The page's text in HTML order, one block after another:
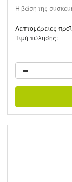
Η βάση της
Λεπτομέρειες
Τιμή πώλησης: